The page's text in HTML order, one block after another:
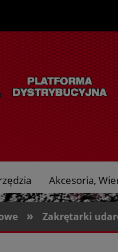
Akcesoria,
» Zakrętarki